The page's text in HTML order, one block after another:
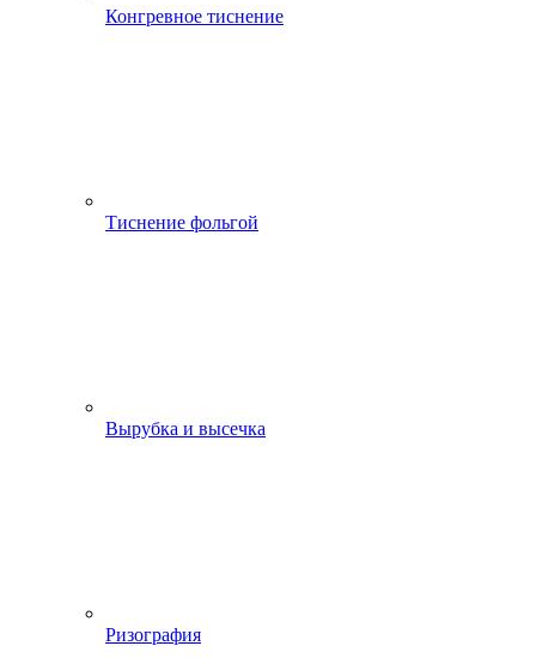
Конгревное тиснение
Тиснение фольгой
Вырубка и высечка
Ризография